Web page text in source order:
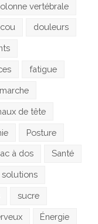
vertébrale
douleurs
fatigue
marche
de tête
Posture
à dos Santé
solutions
sucre
Énergie